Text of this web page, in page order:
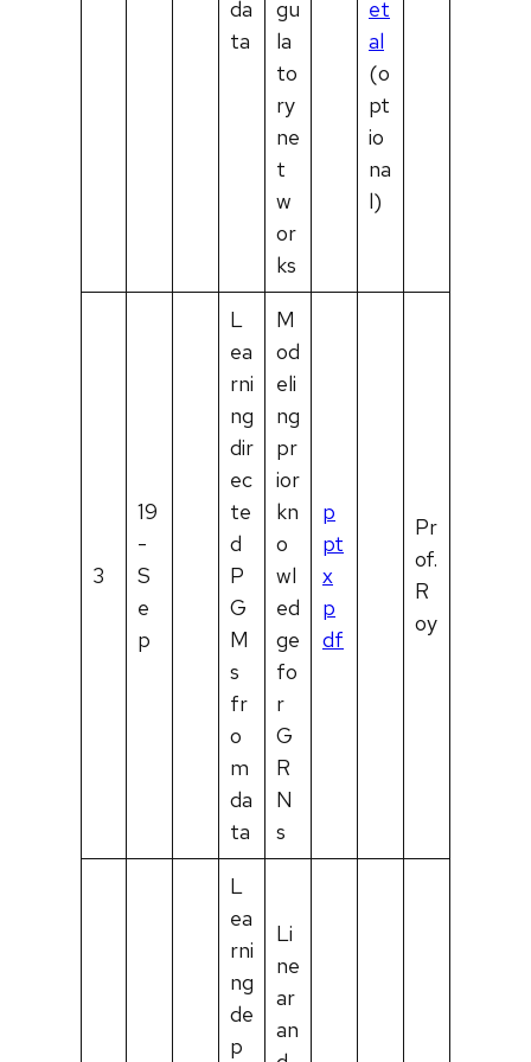
da
ta
gu
la
to
ry
ne
t
w
or
ks
et
al
(o
pt
io
na
l)
3
19
-
S
e
p
L
ea
rni
ng
dir
ec
te
d
P
G
M
s
fr
o
m
da
ta
M
od
eli
ng
pr
ior
kn
o
wl
ed
ge
fo
r
G
R
N
s
p
pt
x
p
df
Pr
of.
R
oy
L
ea
rni
ng
de
p
Li
ne
ar
an